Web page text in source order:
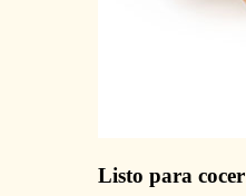
Listo para cocer